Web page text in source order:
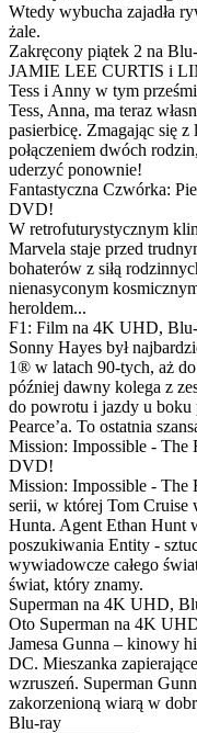
Wtedy wybucha zajadła
żale.
Zakręcony piątek 2 na
JAMIE LEE CURTIS i
Tess i Anny w tym
Tess, Anna, ma teraz
pasierbicę. Zmagając się
połączeniem dwóch
uderzyć ponownie!
Fantastyczna Czwórka:
DVD!
W retrofuturystycznym
Marvela staje przed
bohaterów z siłą
nienasyconym
heroldem...
F1: Film na 4K UHD,
Sonny Hayes był
1® w latach 90-tych, aż
później dawny kolega z
do powrotu i jazdy u boku
Pearce’a. To ostatnia
Mission: Impossible -
DVD!
Mission: Impossible - The
serii, w której Tom Cruise
Hunta. Agent Ethan Hunt
poszukiwania Entity -
wywiadowcze całego
świat, który znamy.
Superman na 4K UHD,
Oto Superman na 4K
Jamesa Gunna – kinowy
DC. Mieszanka
wzruszeń. Superman
zakorzenioną wiarą w
Blu-ray